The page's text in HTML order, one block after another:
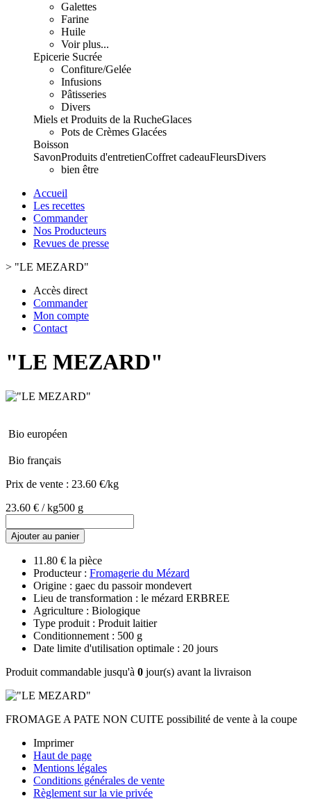
Galettes
Farine
Huile
Voir plus...
Epicerie Sucrée
Confiture/Gelée
Infusions
Pâtisseries
Divers
Miels et Produits de la RucheGlaces
Pots de Crèmes Glacées
Boisson
SavonProduits d'entretienCoffret cadeauFleursDivers
bien être
Accueil
Les recettes
Commander
Nos Producteurs
Revues de presse
> "LE MEZARD"
Accès direct
Commander
Mon compte
Contact
"LE MEZARD"
Bio européen
Bio français
Prix de vente : 23.60 €/kg
23.60 € / kg500 g
Ajouter au panier
11.80 € la pièce
Producteur : Fromagerie du Mézard
Origine : gaec du passoir mondevert
Lieu de transformation : le mézard ERBREE
Agriculture : Biologique
Type produit : Produit laitier
Conditionnement : 500 g
Date limite d'utilisation optimale : 20 jours
Produit commandable jusqu'à 0 jour(s) avant la livraison
FROMAGE A PATE NON CUITE possibilité de vente à la coupe
Imprimer
Haut de page
Mentions légales
Conditions générales de vente
Règlement sur la vie privée